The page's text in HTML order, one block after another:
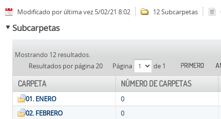
Modificado por última vez 5/02/21 8:02 12 Subcarpetas
Subcarpetas
Mostrando 12 resultados.
Resultados por página 20
Página de 1 PRIMERO
CARPETA NÚMERO DE CARPETAS
01. ENERO
0
02. FEBRERO
0